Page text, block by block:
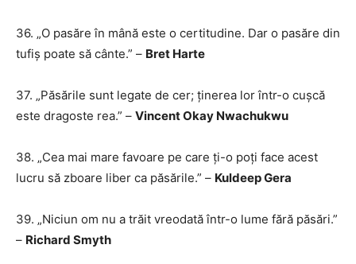
36. „O pasăre în mână este o certitudine. Dar o pasăre din
tufiș poate să cânte.” – Bret Harte
37. „Păsările sunt legate de cer; ținerea lor într-o cușcă
este dragoste rea.” – Vincent Okay Nwachukwu
38. „Cea mai mare favoare pe care ți-o poți face acest
lucru să zboare liber ca păsările.” – Kuldeep Gera
39. „Niciun om nu a trăit vreodată într-o lume fără păsări.”
– Richard Smyth